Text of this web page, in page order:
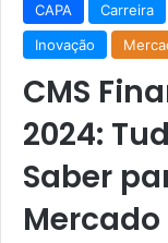
CAPA Carreira
Inovação
CMS
2024:
Saber